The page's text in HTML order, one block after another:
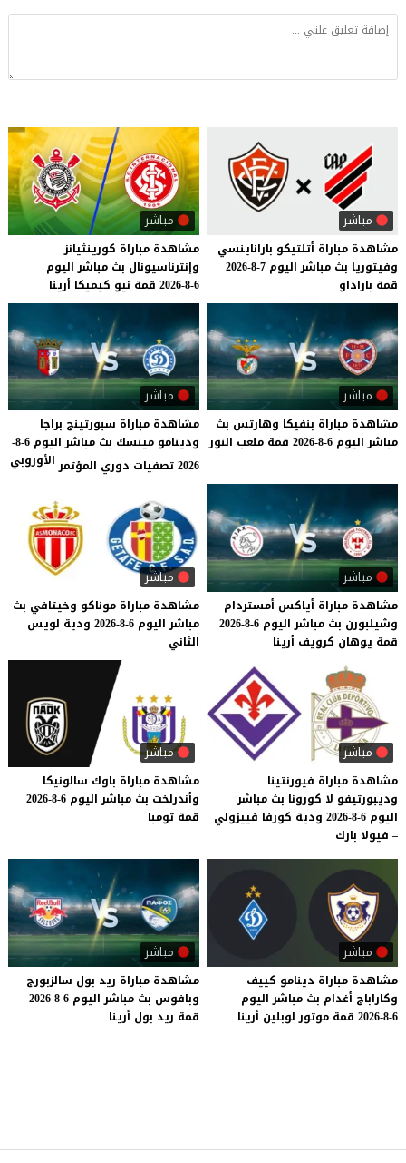
مباشر
مشاهدة مباراة أتلتيكو باراناينسي
وفيتوريا بث مباشر اليوم 7-8-2026
قمة باراداو
مباشر
مشاهدة مباراة كورينثيانز
وإنترناسيونال بث مباشر اليوم
6-8-2026
قمة نيو كيميكا أرينا
مباشر
مشاهدة مباراة بنفيكا وهارتس بث
مباشر اليوم 6-8-2026 قمة ملعب النور
مباشر
مشاهدة مباراة سبورتينج براجا
ودينامو مينسك بث مباشر اليوم 6-8-
2026 تصفيات دوري المؤتمر
الأوروبي
مباشر
مشاهدة مباراة أياكس أمستردام
وشيلبورن بث مباشر اليوم 6-8-2026
قمة يوهان كرويف أرينا
مباشر
مشاهدة مباراة موناكو وخيتافي بث
مباشر اليوم 6-8-2026 ودية لويس
الثاني
مباشر
مشاهدة مباراة فيورنتينا
وديبورتيفو لا كورونا بث مباشر
اليوم 6-8-2026 ودية كورفا فييزولي
– فيولا بارك
مباشر
مشاهدة مباراة باوك سالونيكا
وأندرلخت بث مباشر اليوم 6-8-2026
قمة تومبا
مباشر
مشاهدة مباراة دينامو كييف
وكاراباج أغدام بث مباشر اليوم
6-8-2026
قمة موتور لوبلين أرينا
مباشر
مشاهدة مباراة ريد بول سالزبورج
وبافوس بث مباشر اليوم 6-8-2026
قمة ريد بول أرينا